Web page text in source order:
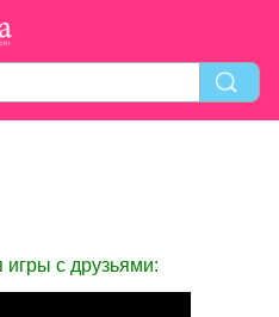
игры с друзьями: